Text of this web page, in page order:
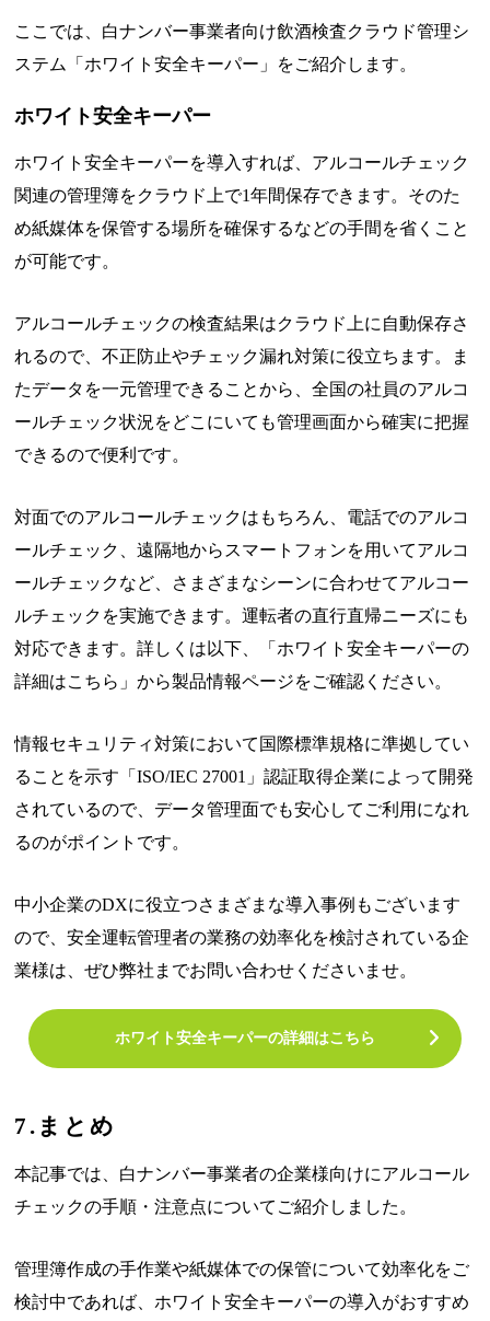
ここでは、白ナンバー事業者向け飲酒検査クラウド管理シ
ステム「ホワイト安全キーパー」をご紹介します。
ホワイト安全キーパー
ホワイト安全キーパーを導入すれば、アルコールチェック
関連の管理簿をクラウド上で1年間保存できます。そのた
め紙媒体を保管する場所を確保するなどの手間を省くこと
が可能です。
アルコールチェックの検査結果はクラウド上に自動保存さ
れるので、不正防止やチェック漏れ対策に役立ちます。ま
たデータを一元管理できることから、全国の社員のアルコ
ールチェック状況をどこにいても管理画面から確実に把握
できるので便利です。
対面でのアルコールチェックはもちろん、電話でのアルコ
ールチェック、遠隔地からスマートフォンを用いてアルコ
ールチェックなど、さまざまなシーンに合わせてアルコー
ルチェックを実施できます。運転者の直行直帰ニーズにも
対応できます。詳しくは以下、「ホワイト安全キーパーの
詳細はこちら」から製品情報ページをご確認ください。
情報セキュリティ対策において国際標準規格に準拠してい
ることを示す「ISO/IEC 27001」認証取得企業によって開発
されているので、データ管理面でも安心してご利用になれ
るのがポイントです。
中小企業のDXに役立つさまざまな導入事例もございます
ので、安全運転管理者の業務の効率化を検討されている企
業様は、ぜひ弊社までお問い合わせくださいませ。
ホワイト安全キーパーの詳細はこちら
7.まとめ
本記事では、白ナンバー事業者の企業様向けにアルコール
チェックの手順・注意点についてご紹介しました。
管理簿作成の手作業や紙媒体での保管について効率化をご
検討中であれば、ホワイト安全キーパーの導入がおすすめ